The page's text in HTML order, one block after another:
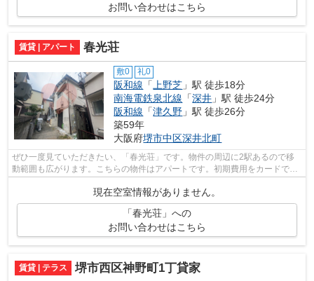
お問い合わせはこちら
賃貸 | アパート 春光荘
敷0 礼0
阪和線 「上野芝 」駅 徒歩18分
南海電鉄泉北線 「深井 」駅 徒歩24分
阪和線 「津久野 」駅 徒歩26分
築59年
大阪府堺市中区深井北町
ぜひ一度見ていただきたい、「春光荘」です。物件の周辺に2駅あるので移
動範囲も広がります。こちらの物件はアパートです。初期費用をカードでお
現在空室情報がありません。
「春光荘」への
お問い合わせはこちら
賃貸 | テラス 堺市西区神野町1丁貸家